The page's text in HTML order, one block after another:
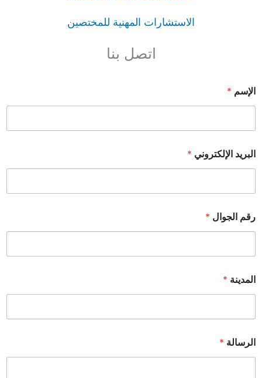
الاستشارات المهنية للمختصين
اتصل بنا
الإسم *
البريد الإلكتروني *
رقم الجوال *
المدينة *
الرسالة *